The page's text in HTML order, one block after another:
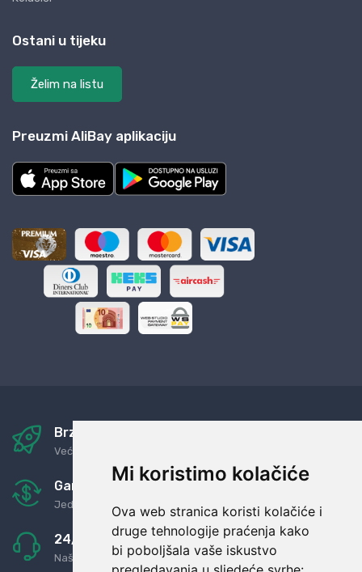
Mi koristimo kolačiće
Ova web stranica koristi kolačiće i
druge tehnologije praćenja kako
bi poboljšala vaše iskustvo
Ostani u tijeku
Želim na listu
Preuzmi AliBay aplikaciju
Brza i sigurna dostava
Već za nekoliko dana kod vas
Garancija u povrat novaca
Jednostavno pravilo: Roba za novac
24/7 odlična podrška
Naši agenti uvijek na raspolaganju